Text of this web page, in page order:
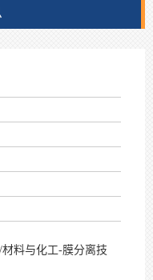
料与化工-膜分离技